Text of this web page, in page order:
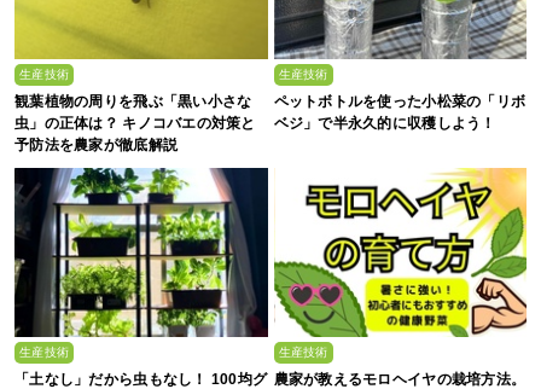
生産技術
観葉植物の周りを飛ぶ「黒い小さな
虫」の正体は？ キノコバエの対策と
予防法を農家が徹底解説
生産技術
ペットボトルを使った小松菜の「リボ
ベジ」で半永久的に収穫しよう！
生産技術
「土なし」だから虫もなし！ 100均グ
生産技術
農家が教えるモロヘイヤの栽培方法。